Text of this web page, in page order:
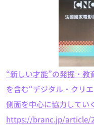
“新しい才能”の発掘・
を含む“デジタル・クリ
側面を中心に協力してい
https://branc.jp/